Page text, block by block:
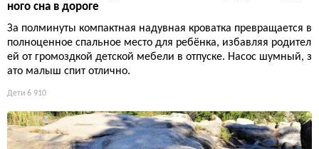
ного сна в дороге
За полминуты компактная надувная кроватка превращается в
полноценное спальное место для ребёнка, избавляя родител
ей от громоздкой детской мебели в отпуске. Насос шумный, з
ато малыш спит отлично.
Дети 6 910